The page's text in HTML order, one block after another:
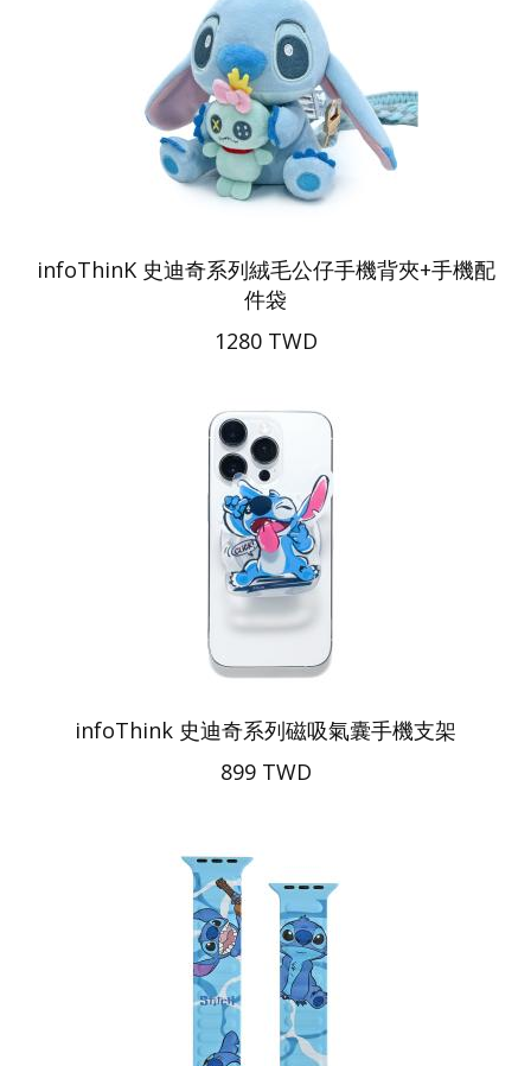
infoThinK 史迪奇系列絨毛公仔手機背夾+手機配
件袋
1280 TWD
infoThink 史迪奇系列磁吸氣囊手機支架
899 TWD